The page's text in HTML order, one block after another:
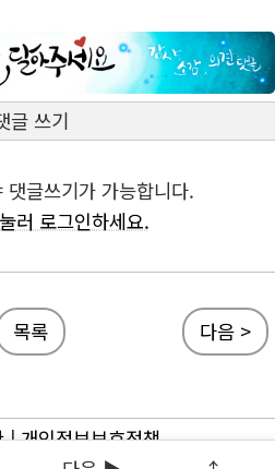
글 쓰기
글쓰기가 가능합니다.
러 로그인하세요.
목록 다음 >
|개인정보보호정책